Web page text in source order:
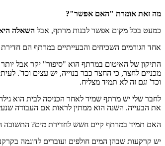
מה זאת אומרת "האם אפשר"?
כמעט בכל מקום אפשר לבנות מרתף, אבל השאלה
אחד הגורמים השכיחים והבעייתיים במרתף הם
התיקון של האיטום במרתף הוא "סיפור" יקר אבל
מכניים לחצר, כי החצר כבר בנוייה, יש עצים וכד'.
וכד' וגם זה לא תמיד מצליח.
לחבר שלי יש מרתף שמיד לאחר הכניסה לבית הוא
את הבעייה. השנה הוא ממתין לראות אם העבודה
האם תמיד במרתף קיים חשש לחדירת מים?
יש קרקעות שבהן המים חולפים ועוברים לדוגמה